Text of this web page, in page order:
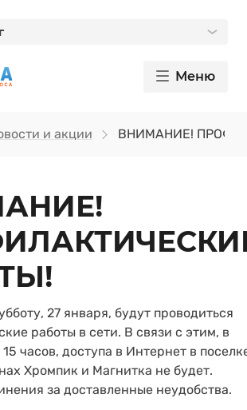
Меню
и акции ВНИМАНИЕ!
27 января, будут проводиться
работы в сети. В связи с этим, в
часов, доступа в Интернет в
Хромпик и Магнитка не будет.
за доставленные неудобства.